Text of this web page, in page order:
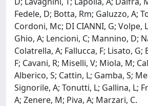
Fedele, D; Botta, Rm; Galuzzo, A;
Cordoni, Mc; DI CIANNI, G; Volpe,
Ghio, A; Lencioni, C; Mannino, D;
Colatrella, A; Fallucca, F; Lisato,
F; Cavani, R; Miselli, V; Miola, M;
Alberico, S; Cattin, L; Gamba, S;
Signorile, A; Tonutti, L; Gallina, L;
A; Zenere, M; Piva, A; Marzari, C.